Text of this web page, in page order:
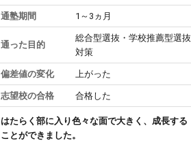
通塾期間 1～3ヵ月
通った目的
総合型選抜・学校推薦型選抜
対策
偏差値の変化 上がった
志望校の合格 合格した
はたらく部に入り色々な面で大きく、成長する
ことができました。